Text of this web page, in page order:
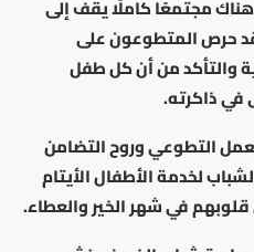
مجتمعًا كاملًا يقف إلى
حرص المتطوعون على
والتأكد من أن كل طفل
ذاكرته.
التطوعي وروح التضامن
لخدمة الأطفال الأيتام
قلوبهم في شهر الخير والعطاء.